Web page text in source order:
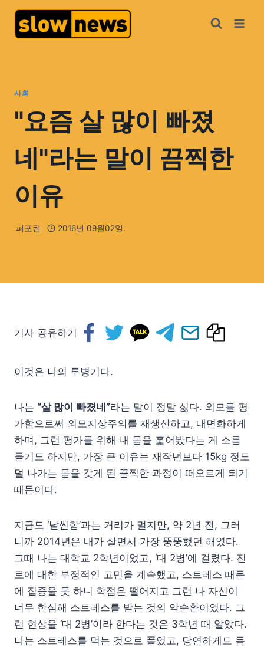
사회
"요즘 살 많이 빠졌
네"라는 말이 끔찍한
이유
퍼포린 2016년 09월02일.
기사 공유하기
이것은 나의 투병기다.
나는 “살 많이 빠졌네”라는 말이 정말 싫다. 외모를 평
가함으로써 외모지상주의를 재생산하고, 내면화하게
하며, 그런 평가를 위해 내 몸을 훑어봤다는 게 소름
돋기도 하지만, 가장 큰 이유는 재작년보다 15kg 정도
덜 나가는 몸을 갖게 된 끔찍한 과정이 떠오르게 되기
때문이다.
지금도 ‘날씬함’과는 거리가 멀지만, 약 2년 전, 그러
니까 2014년은 내가 살면서 가장 뚱뚱했던 해였다.
그때 나는 대학교 2학년이었고, ‘대 2병’에 걸렸다. 진
로에 대한 부정적인 고민을 계속했고, 스트레스 때문
에 집중을 못 하니 학점은 떨어지고 그런 나 자신이
너무 한심해 스트레스를 받는 것의 악순환이었다. 그
런 현상을 ‘대 2병’이라 한다는 것은 3학년 때 알았다.
나는 스트레스를 먹는 것으로 풀었고, 당연하게도 몸